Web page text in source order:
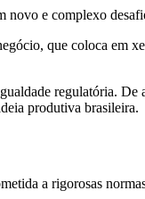
novo e complexo
que coloca em
regulatória.
produtiva brasileira.
a rigorosas